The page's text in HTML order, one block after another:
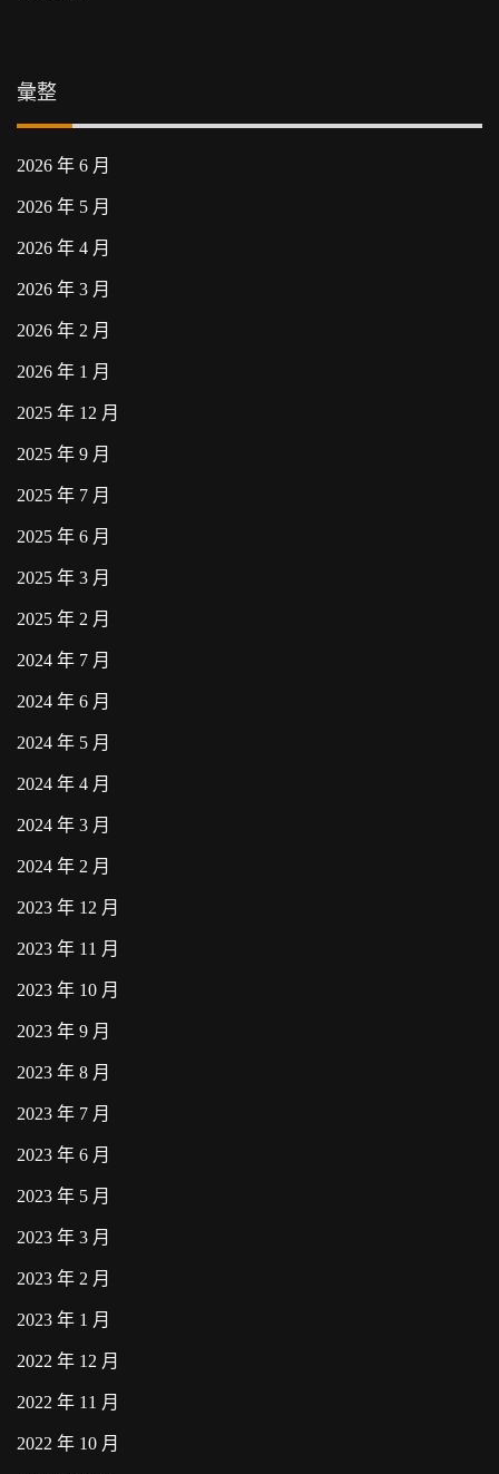
彙整
2026 年 6 月
2026 年 5 月
2026 年 4 月
2026 年 3 月
2026 年 2 月
2026 年 1 月
2025 年 12 月
2025 年 9 月
2025 年 7 月
2025 年 6 月
2025 年 3 月
2025 年 2 月
2024 年 7 月
2024 年 6 月
2024 年 5 月
2024 年 4 月
2024 年 3 月
2024 年 2 月
2023 年 12 月
2023 年 11 月
2023 年 10 月
2023 年 9 月
2023 年 8 月
2023 年 7 月
2023 年 6 月
2023 年 5 月
2023 年 3 月
2023 年 2 月
2023 年 1 月
2022 年 12 月
2022 年 11 月
2022 年 10 月